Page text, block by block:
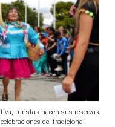
turistas hacen sus reservas
del tradicional